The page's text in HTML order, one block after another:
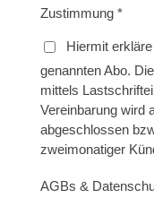
Zustimmung *
Hiermit
genannten Abo.
mittels
Vereinbarung wird
abgeschlossen
zweimonatiger
AGBs &